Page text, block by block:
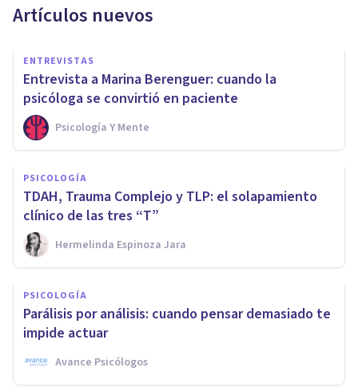
Artículos nuevos
ENTREVISTAS
Entrevista a Marina Berenguer: cuando la
psicóloga se convirtió en paciente
Psicología Y Mente
PSICOLOGÍA
TDAH, Trauma Complejo y TLP: el solapamiento
clínico de las tres “T”
Hermelinda Espinoza Jara
PSICOLOGÍA
Parálisis por análisis: cuando pensar demasiado te
impide actuar
Avance Psicólogos